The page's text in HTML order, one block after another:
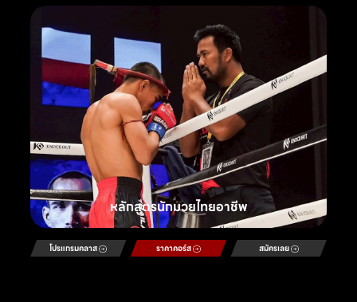
หลักสูตรนักมวยไทยอาชีพ
โปรแกรมคลาส ราคาคอร์ส สมัครเลย